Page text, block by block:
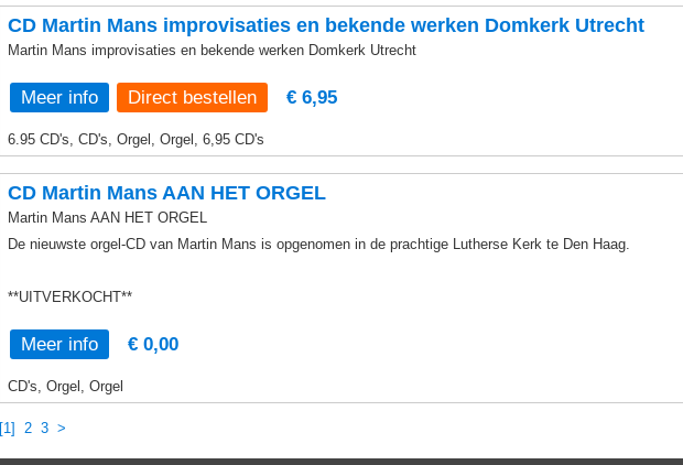
CD Martin Mans improvisaties en bekende werken Domkerk Utrecht
Martin Mans improvisaties en bekende werken Domkerk Utrecht
Meer info € 6,95
6.95 CD's, CD's, Orgel, Orgel, 6,95 CD's
CD Martin Mans AAN HET ORGEL
Martin Mans AAN HET ORGEL
De nieuwste orgel-CD van Martin Mans is opgenomen in de prachtige Lutherse Kerk te Den Haag.
**UITVERKOCHT**
Meer info € 0,00
CD's, Orgel, Orgel
[1] 2 3 >